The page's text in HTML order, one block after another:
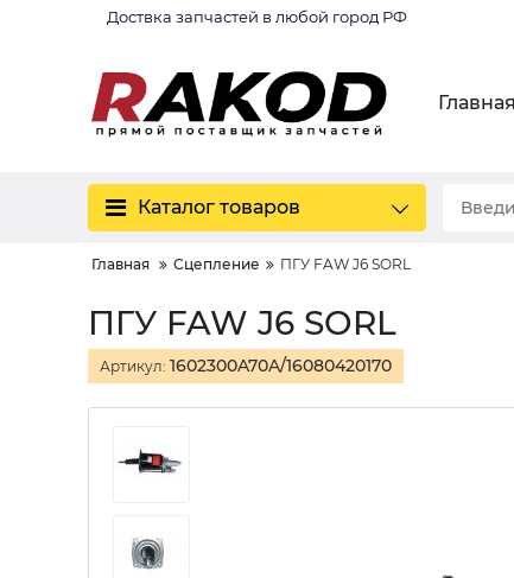
Доствка запчастей в любой город РФ
Главная
Каталог товаров
Главная Сцепление ПГУ FAW J6 SORL
ПГУ FAW J6 SORL
Артикул: 1602300A70A/16080420170